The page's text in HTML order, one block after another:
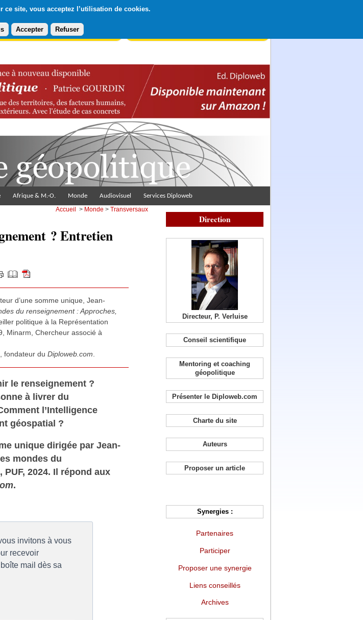
ce site, vous acceptez l’utilisation de cookies.
Accepter Refuser
gratuit à la Lettre du Diploweb
Afrique & M.-O. Monde Audiovisuel Services Diploweb
Accueil > Monde >Transversaux
? Entretien
d’une somme unique, Jean-
du renseignement : Approches,
politique à la Représentation
Minarm, Chercheur associé à
fondateur du Diploweb.com.
le renseignement ?
à livrer du
l’Intelligence
géospatial ?
unique dirigée par Jean-
mondes du
2024. Il répond aux
.
Direction
Directeur, P. Verluise
Conseil scientifique
Mentoring et coaching
géopolitique
Présenter le Diploweb.com
Charte du site
Auteurs
Proposer un article
Synergies :
Partenaires
Participer
Proposer une synergie
Liens conseillés
Archives